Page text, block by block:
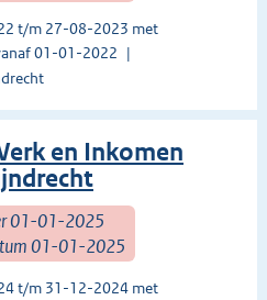
t/m 27-08-2023 met
01-01-2022
en Inkomen
01-01-2025
01-01-2025
t/m 31-12-2024 met